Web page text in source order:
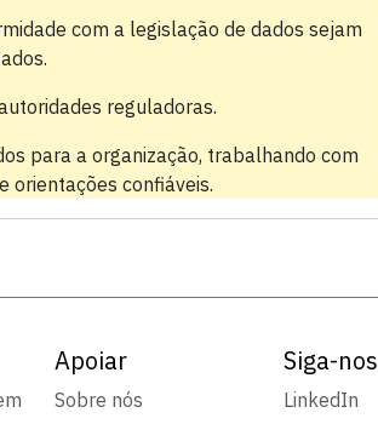
com a legislação de dados sejam
reguladoras.
para a organização, trabalhando com
orientações confiáveis.
Apoiar
Sobre nós
Siga-nos
LinkedIn